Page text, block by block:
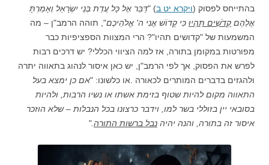
בהתייחס לפסוק (ויקרא יט ב) "דַּבֵּר אֶל כָּל עֲדַת בְּנֵי יִשְׂרָאֵל וְאָמַרְתָּ
אֲלֵהֶם קְדֹשִׁים תִּהְיוּכִּי קָדוֹשׁ אֲנִי ה' אֱלֹהֵיכֶם", תוהה הרמב"ן – מה
המשמעות של "קדושים תהיו"? הרי המצוות הספציפיות כבר
מפורטות במקומן בתורה, אז למה הציווי הכללי? יש דרכים רבות
לפרש את הפסוק, אך לפי הרמב"ן, יש כאן איסור לנהוג בתאווה יתרה
ולהגזים בדברים המותרים לכאורה .או כלשונו: "אם כן ימצא בעל
התאווה מקום להיות שטוף בזימת אשתו או נשיו הרבות, ולהיות
בסובאי יין בזוללי בשר למו, וידבר כרצונו בכל הנבלות – שלא הוזכר
איסור זה בתורה, והנה יהיה נבל ברשות התורה."